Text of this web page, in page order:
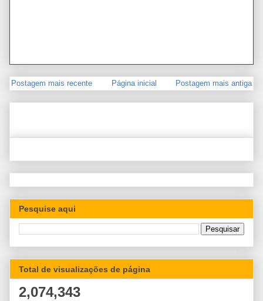
Postagem mais recente Postagem mais antiga
Página inicial
Pesquise aqui
Total de visualizações de página
2,074,343